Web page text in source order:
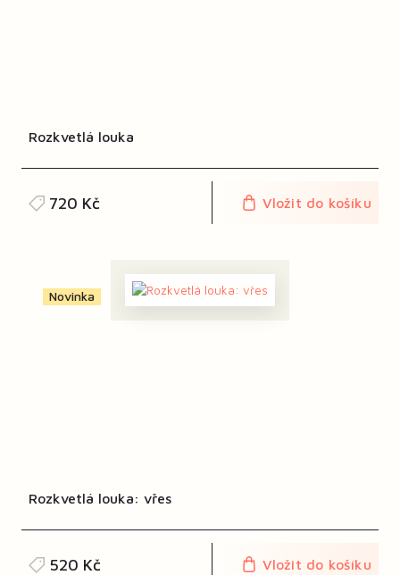
Rozkvetlá louka
720 Kč Vložit do košíku
Novinka
Rozkvetlá louka: vřes
520 Kč Vložit do košíku